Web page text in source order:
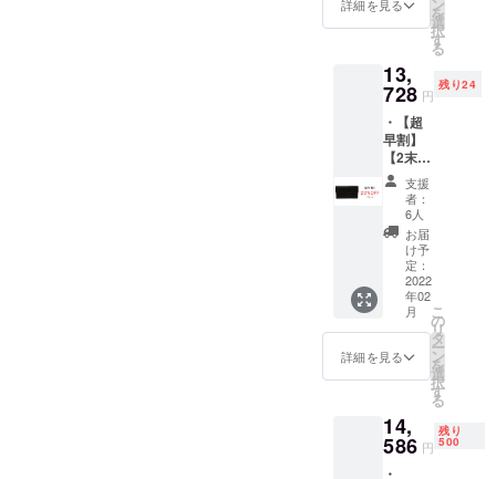
※2022
年2月中
申込み
順に発
送のス
タート
を予定
してお
りま
す。
の色合
なる場
合がご
ざいま
す。 ※
革はそ
の時の
ロット
ごとに
風合い
が異な
る為、
色合い
が変わ
りま
す。
年2月中
旬よ
順に発
送のス
合がご
ざいま
想定以
上の受
注を頂
いた場
合、納
品予定
が遅れ
る場合
がござ
いま
す。 ※
モニ
ター上
の色合
なる場
合がご
ご提供
15000
＋ 送料
600 =
15600
（1716
0）(税
込)】 ・
ネオ
ギャル
ソン×1
（チョ
コ/9108
） ・外
箱あり
※仕様、
デザイ
合がご
ざいま
詳細を見る ン
を
選
択
す
る
13,
728 円
残り24
・【超
早割】
【2末納
期・
20％OF
F】ブ
ラック
17160
円の
20%0F
F →
13728
円（税
込）で
単品
15000
＋ 送料
支援
者：
6人
お届
け予
定：
2022
年02
月
詳細を見る
こ
の
リ
タ
ー
ン
を
選
択
す
る
14,
586 円
残り
500
・